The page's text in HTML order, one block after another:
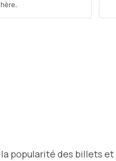
popularité des billets